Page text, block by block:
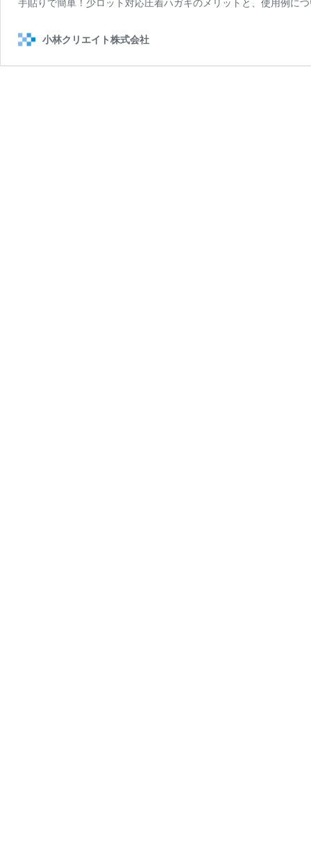
手貼りで簡単！少ロット対応圧着ハガキのメリットと、使用例に
小林クリエイト株式会社